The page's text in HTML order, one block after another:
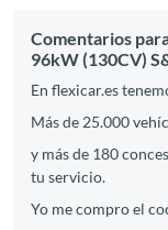
Comentarios
96kW (130CV)
En flexicar.es
Más de 25.000
y más de 180
tu servicio.
Yo me compro el